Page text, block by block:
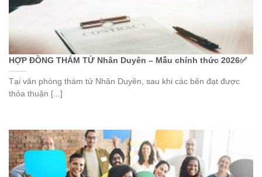
HỢP ĐỒNG THÁM TỬ Nhân Duyên – Mẫu chính thức 2026✅
Tại văn phòng thám tử Nhân Duyên, sau khi các bên đạt được
thỏa thuận [...]